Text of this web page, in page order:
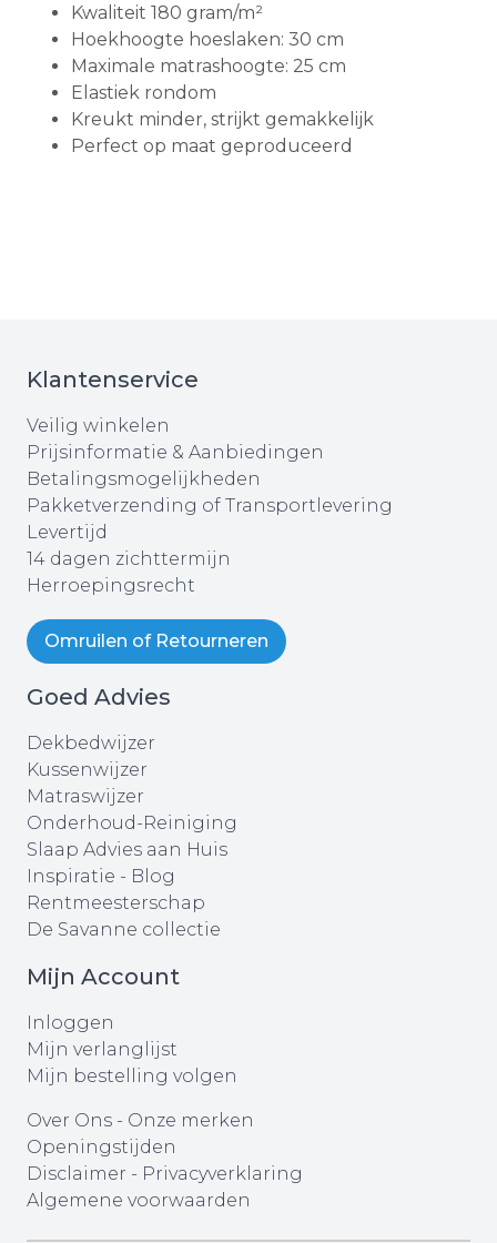
Kwaliteit 180 gram/m²
Hoekhoogte hoeslaken: 30 cm
Maximale matrashoogte: 25 cm
Elastiek rondom
Kreukt minder, strijkt gemakkelijk
Perfect op maat geproduceerd
Klantenservice
Veilig winkelen
Prijsinformatie & Aanbiedingen
Betalingsmogelijkheden
Pakketverzending of Transportlevering
Levertijd
14 dagen zichttermijn
Herroepingsrecht
Omruilen of Retourneren
Goed Advies
Dekbedwijzer
Kussenwijzer
Matraswijzer
Onderhoud-Reiniging
Slaap Advies aan Huis
Inspiratie - Blog
Rentmeesterschap
De Savanne collectie
Mijn Account
Inloggen
Mijn verlanglijst
Mijn bestelling volgen
Over Ons - Onze merken
Openingstijden
Disclaimer - Privacyverklaring
Algemene voorwaarden